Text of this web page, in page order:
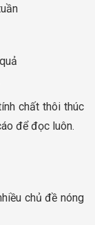
chất thôi thúc
để đọc luôn.
chủ đề nóng